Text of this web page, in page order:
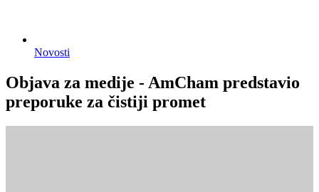
Novosti
Objava za medije - AmCham predstavio
preporuke za čistiji promet